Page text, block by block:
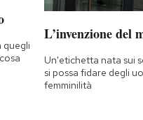
quegli
L’invenzione del
Un'etichetta nata sui
si possa fidare degli
femminilità